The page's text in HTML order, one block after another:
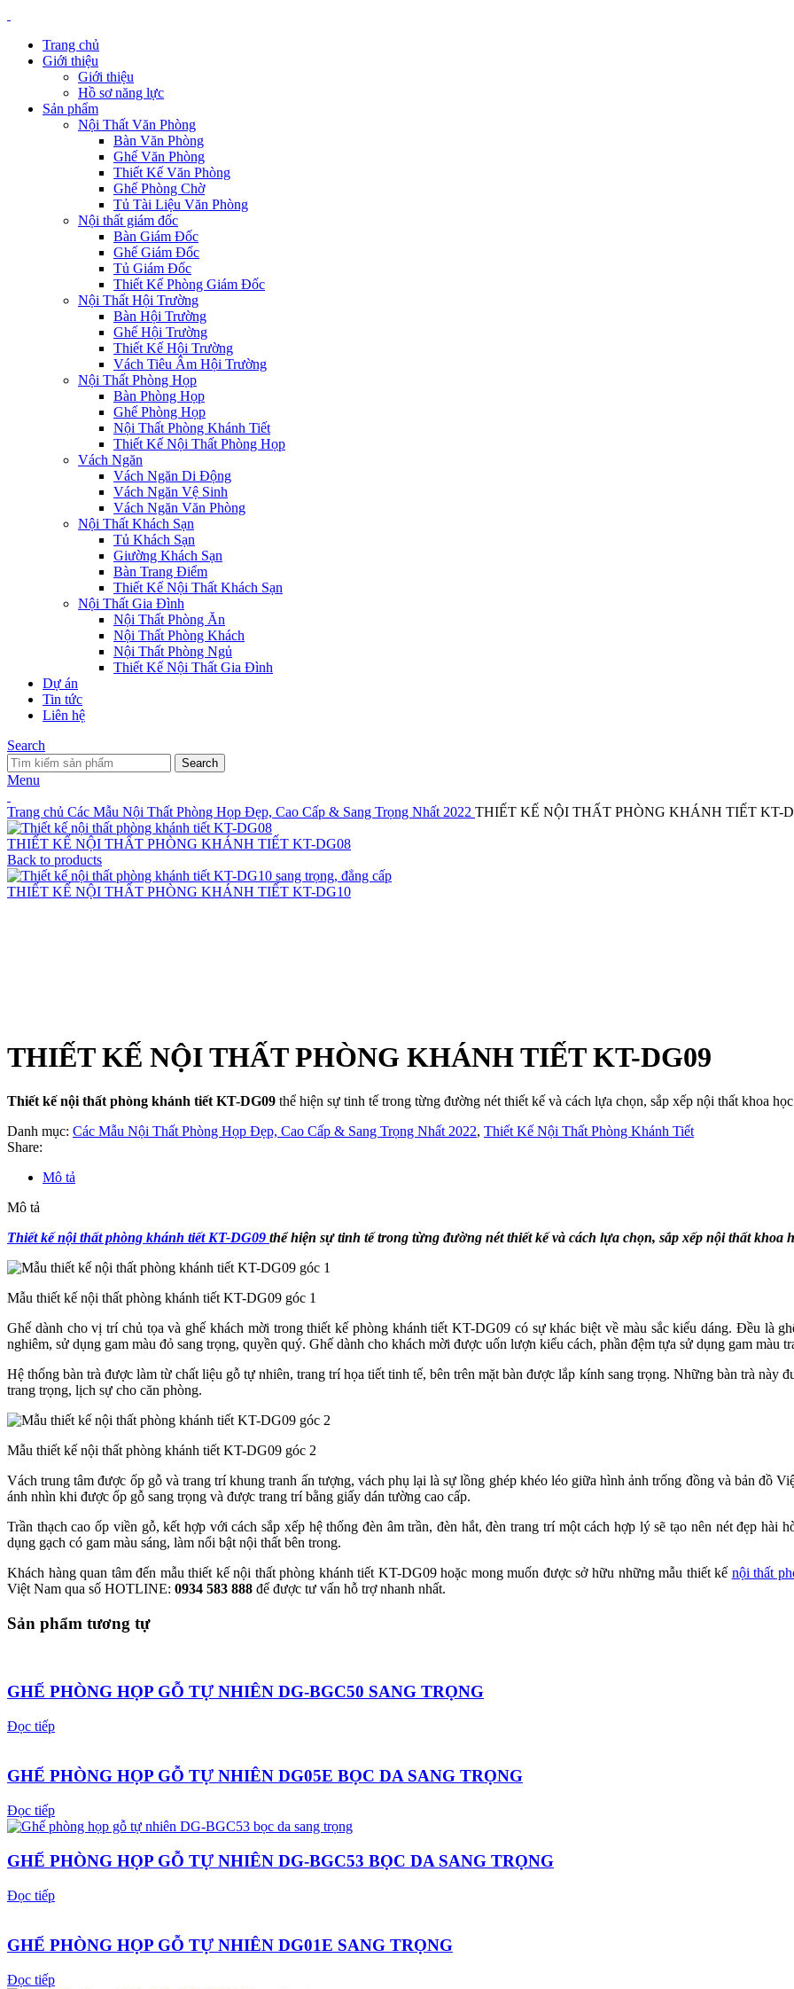
Trang chủ
Giới thiệu
Giới thiệu
Hồ sơ năng lực
Sản phẩm
Nội Thất Văn Phòng
Bàn Văn Phòng
Ghế Văn Phòng
Thiết Kế Văn Phòng
Ghế Phòng Chờ
Tủ Tài Liệu Văn Phòng
Nội thất giám đốc
Bàn Giám Đốc
Ghế Giám Đốc
Tủ Giám Đốc
Thiết Kế Phòng Giám Đốc
Nội Thất Hội Trường
Bàn Hội Trường
Ghế Hội Trường
Thiết Kế Hội Trường
Vách Tiêu Âm Hội Trường
Nội Thất Phòng Họp
Bàn Phòng Họp
Ghế Phòng Họp
Nội Thất Phòng Khánh Tiết
Thiết Kế Nội Thất Phòng Họp
Vách Ngăn
Vách Ngăn Di Động
Vách Ngăn Vệ Sinh
Vách Ngăn Văn Phòng
Nội Thất Khách Sạn
Tủ Khách Sạn
Giường Khách Sạn
Bàn Trang Điểm
Thiết Kế Nội Thất Khách Sạn
Nội Thất Gia Đình
Nội Thất Phòng Ăn
Nội Thất Phòng Khách
Nội Thất Phòng Ngủ
Thiết Kế Nội Thất Gia Đình
Dự án
Tin tức
Liên hệ
Search
Search
Menu
Trang chủ Các Mẫu Nội Thất Phòng Họp Đẹp, Cao Cấp & Sang Trọng Nhất 2022 THIẾT KẾ NỘI THẤT PHÒNG KHÁNH TIẾT KT-
THIẾT KẾ NỘI THẤT PHÒNG KHÁNH TIẾT KT-DG08
Back to products
THIẾT KẾ NỘI THẤT PHÒNG KHÁNH TIẾT KT-DG10
THIẾT KẾ NỘI THẤT PHÒNG KHÁNH TIẾT KT-DG09
Thiết kế nội thất phòng khánh tiết KT-DG09 thể hiện sự tinh tế trong từng đường nét thiết kế và cách lựa chọn, sắp xếp nội thất khoa
Danh mục: Các Mẫu Nội Thất Phòng Họp Đẹp, Cao Cấp & Sang Trọng Nhất 2022, Thiết Kế Nội Thất Phòng Khánh Tiết
Share:
Mô tả
Mô tả
Thiết kế nội thất phòng khánh tiết KT-DG09 thể hiện sự tinh tế trong từng đường nét thiết kế và cách lựa chọn, sắp xếp nội thất khoa
Mẫu thiết kế nội thất phòng khánh tiết KT-DG09 góc 1
Ghế dành cho vị trí chủ tọa và ghế khách mời trong thiết kế phòng khánh tiết KT-DG09 có sự khác biệt về màu sắc kiểu dáng. Đều là
nghiêm, sử dụng gam màu đỏ sang trọng, quyền quý. Ghế dành cho khách mời được uốn lượn kiểu cách, phần đệm tựa sử dụng gam màu
Hệ thống bàn trà được làm từ chất liệu gỗ tự nhiên, trang trí họa tiết tinh tế, bên trên mặt bàn được lắp kính sang trọng. Những bàn trà này
trang trọng, lịch sự cho căn phòng.
Mẫu thiết kế nội thất phòng khánh tiết KT-DG09 góc 2
Vách trung tâm được ốp gỗ và trang trí khung tranh ấn tượng, vách phụ lại là sự lồng ghép khéo léo giữa hình ảnh trống đồng và bản đồ
ánh nhìn khi được ốp gỗ sang trọng và được trang trí bằng giấy dán tường cao cấp.
Trần thạch cao ốp viền gỗ, kết hợp với cách sắp xếp hệ thống đèn âm trần, đèn hắt, đèn trang trí một cách hợp lý sẽ tạo nên nét đẹp hài
dụng gạch có gam màu sáng, làm nổi bật nội thất bên trong.
Khách hàng quan tâm đến mẫu thiết kế nội thất phòng khánh tiết KT-DG09 hoặc mong muốn được sở hữu những mẫu thiết kế nội thất
Việt Nam qua số HOTLINE: 0934 583 888 để được tư vấn hỗ trợ nhanh nhất.
Sản phẩm tương tự
GHẾ PHÒNG HỌP GỖ TỰ NHIÊN DG-BGC50 SANG TRỌNG
Đọc tiếp
GHẾ PHÒNG HỌP GỖ TỰ NHIÊN DG05E BỌC DA SANG TRỌNG
Đọc tiếp
GHẾ PHÒNG HỌP GỖ TỰ NHIÊN DG-BGC53 BỌC DA SANG TRỌNG
Đọc tiếp
GHẾ PHÒNG HỌP GỖ TỰ NHIÊN DG01E SANG TRỌNG
Đọc tiếp